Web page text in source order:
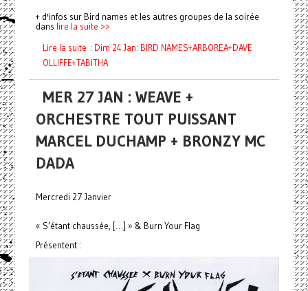
+ d'infos sur Bird names et les autres groupes de la soirée
dans lire la suite >>
Lire la suite : Dim 24 Jan: BIRD NAMES+ARBOREA+DAVE
OLLIFFE+TABITHA
MER 27 JAN : WEAVE +
ORCHESTRE TOUT PUISSANT
MARCEL DUCHAMP + BRONZY MC
DADA
Mercredi 27 Janvier
« S’étant chaussée, […] » & Burn Your Flag
Présentent :